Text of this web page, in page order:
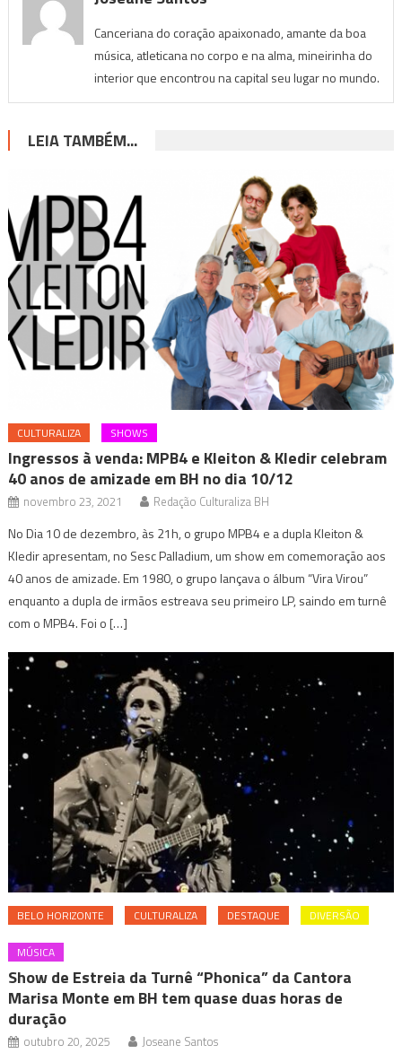
Canceriana do coração apaixonado, amante da boa
música, atleticana no corpo e na alma, mineirinha do
interior que encontrou na capital seu lugar no mundo.
LEIA TAMBÉM...
CULTURALIZA SHOWS
Ingressos à venda: MPB4 e Kleiton & Kledir celebram
40 anos de amizade em BH no dia 10/12
novembro 23, 2021 Redação Culturaliza BH
No Dia 10 de dezembro, às 21h, o grupo MPB4 e a dupla Kleiton &
Kledir apresentam, no Sesc Palladium, um show em comemoração aos
40 anos de amizade. Em 1980, o grupo lançava o álbum “Vira Virou”
enquanto a dupla de irmãos estreava seu primeiro LP, saindo em turnê
com o MPB4. Foi o […]
BELO HORIZONTE CULTURALIZA DESTAQUE DIVERSÃO
MÚSICA
Show de Estreia da Turnê “Phonica” da Cantora
Marisa Monte em BH tem quase duas horas de
duração
outubro 20, 2025 Joseane Santos